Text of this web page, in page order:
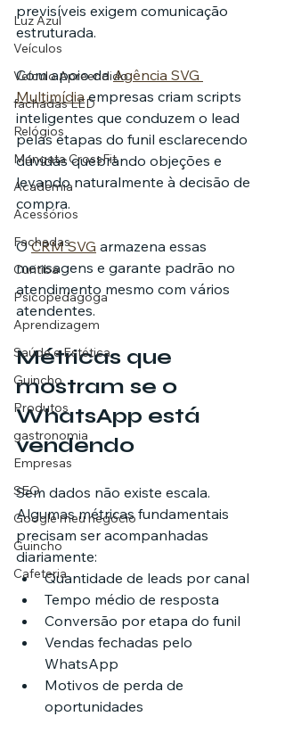
Luz Azul
Veículos
Veículo Apreendido
fachadas LED
Relógios
Mangata CrossFit
Academia
Acessórios
Fachadas
Curitiba
Psicopedagoga
Aprendizagem
Saúde e Estética
Guincho
Produtos
gastronomia
Empresas
SEO
Google meu negócio
Guincho
Cafeteria
previsíveis exigem comunicação
estruturada.
Com apoio da Agência SVG
Multimídia empresas criam scripts
inteligentes que conduzem o lead
pelas etapas do funil esclarecendo
dúvidas quebrando objeções e
levando naturalmente à decisão de
compra.
O CRM SVG armazena essas
mensagens e garante padrão no
atendimento mesmo com vários
atendentes.
Métricas que
mostram se o
WhatsApp está
vendendo
Sem dados não existe escala.
Algumas métricas fundamentais
precisam ser acompanhadas
diariamente:
Quantidade de leads por canal
Tempo médio de resposta
Conversão por etapa do funil
Vendas fechadas pelo
WhatsApp
Motivos de perda de
oportunidades